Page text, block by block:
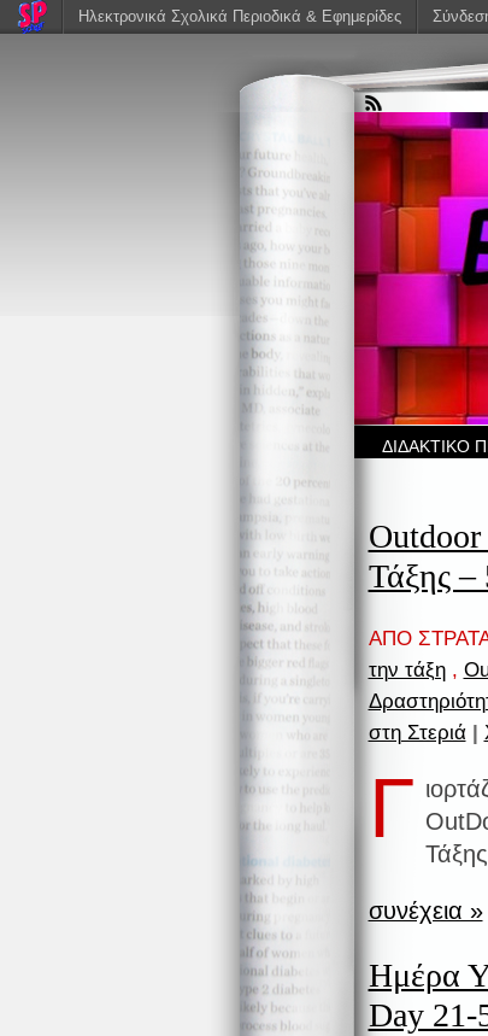
ΔΙΔΑΚΤΙΚΟ
Τάξης –
ΑΠΟ
την τάξη,
στη Στεριά
Γ
συνέχεια »
Ημέρα
Day 21-
Ηλεκτρονικά Σχολικά Περιοδικά & Εφημερίδες